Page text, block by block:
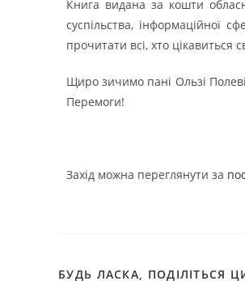
Книга видана за кошти
суспільства, інформаційної
прочитати всі, хто цікавиться
Щиро зичимо пані Ользі
Перемоги!
Захід можна переглянути за
БУДЬ ЛАСКА, ПОДІЛІТЬСЯ